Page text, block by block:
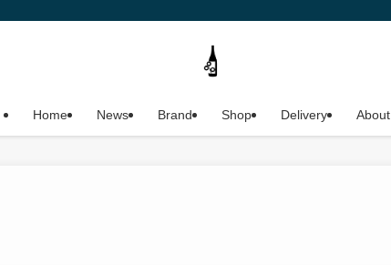
Home News Brand Shop Delivery About